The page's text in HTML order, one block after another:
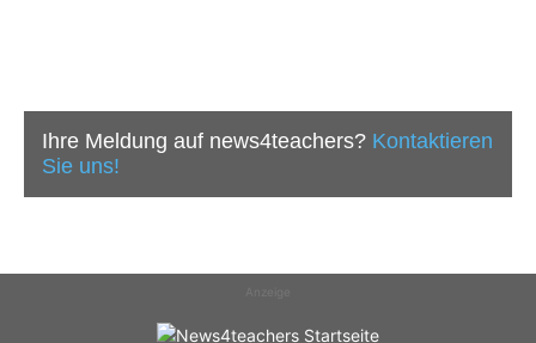
Ihre Meldung auf news4teachers? Kontaktieren
Sie uns!